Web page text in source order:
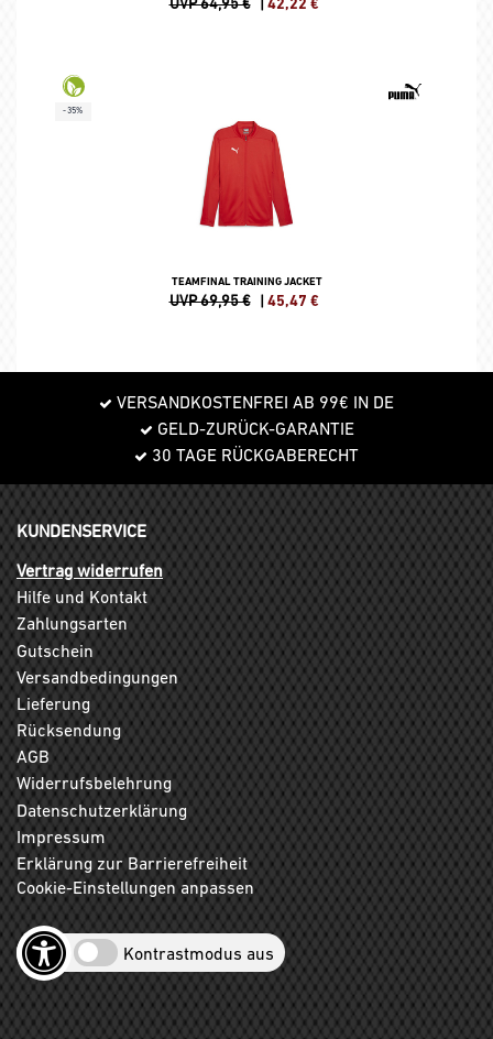
-35%
TEAMFINAL TRAINING JACKET
UVP 69,95 € | 45,47 €
VERSANDKOSTENFREI AB 99€ IN DE
GELD-ZURÜCK-GARANTIE
30 TAGE RÜCKGABERECHT
KUNDENSERVICE
Vertrag widerrufen
Hilfe und Kontakt
Zahlungsarten
Gutschein
Versandbedingungen
Lieferung
Rücksendung
AGB
Widerrufsbelehrung
Datenschutzerklärung
Impressum
Erklärung zur Barrierefreiheit
Cookie-Einstellungen anpassen
Kontrastmodus aus